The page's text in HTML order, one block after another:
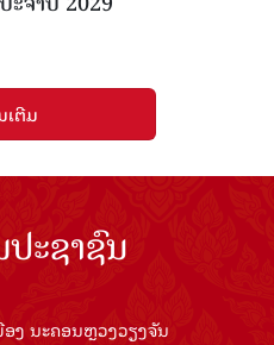
ເຕີມ
ະຊາຊົນ
ງ ນະຄອນຫຼວງວຽງຈັນ